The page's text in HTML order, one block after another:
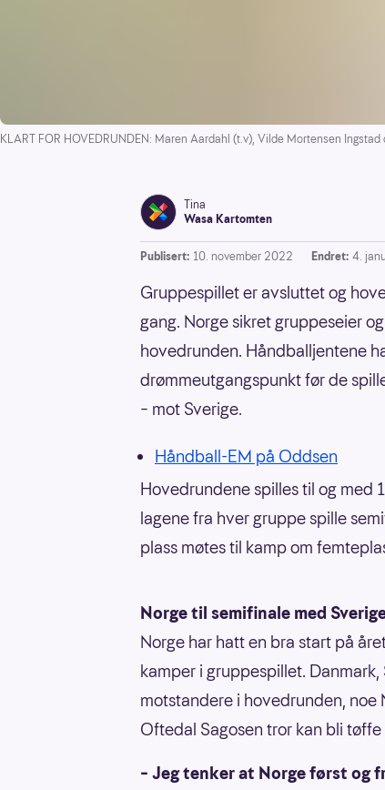
KLART FOR HOVEDRUNDEN: Maren Aardahl (t.v), Vilde Mortensen
Tina
Wasa Kartomten
Publisert: 10. november 2022 Endret: 4.
Gruppespillet er avsluttet og
gang. Norge sikret gruppeseier
hovedrunden. Håndballjentene
drømmeutgangspunkt før de
– mot Sverige.
Håndball-EM på Oddsen
Hovedrundene spilles til og med
lagene fra hver gruppe spille
plass møtes til kamp om
Norge til semifinale med
Norge har hatt en bra start på
kamper i gruppespillet.
motstandere i hovedrunden,
Oftedal Sagosen tror kan bli
– Jeg tenker at Norge først og